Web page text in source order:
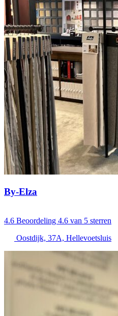
By-Elza
4.6 Beoordeling 4.6 van 5 sterren
Oostdijk, 37A, Hellevoetsluis